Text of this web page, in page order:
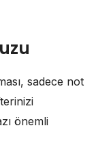
sadece not
önemli